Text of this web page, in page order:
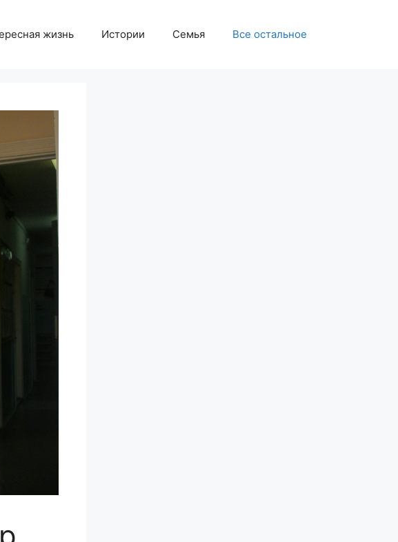
жизнь Истории Семья Все остальное